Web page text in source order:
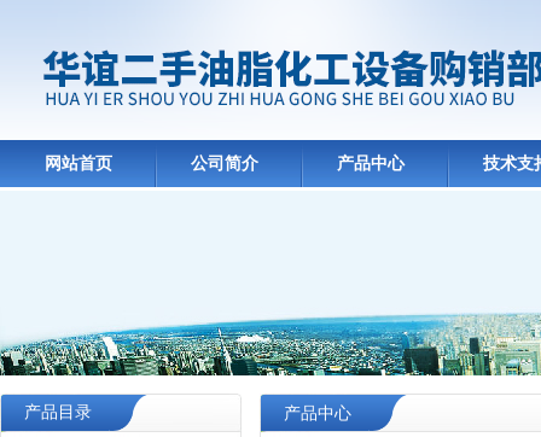
网站首页 公司简介 产品中心 技术支
产品目录 产品中心